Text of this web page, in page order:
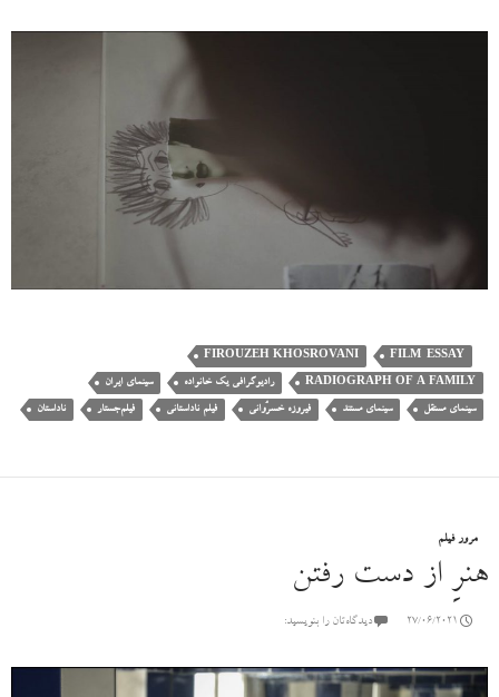
FILM-ESSAY
FIROUZEH KHOSROVANI
RADIOGRAPH OF A FAMILY رادیوگرافی یک خانواده سینمای ایران
سینمای مستقل سینمای مستند فیروزه خسرُوانی فیلم ناداستانی فیلم‌جستار ناداستان
مرور فیلم
هنرِ از دست رفتن
27/06/2021 دیدگاه‌تان را بنویسید: